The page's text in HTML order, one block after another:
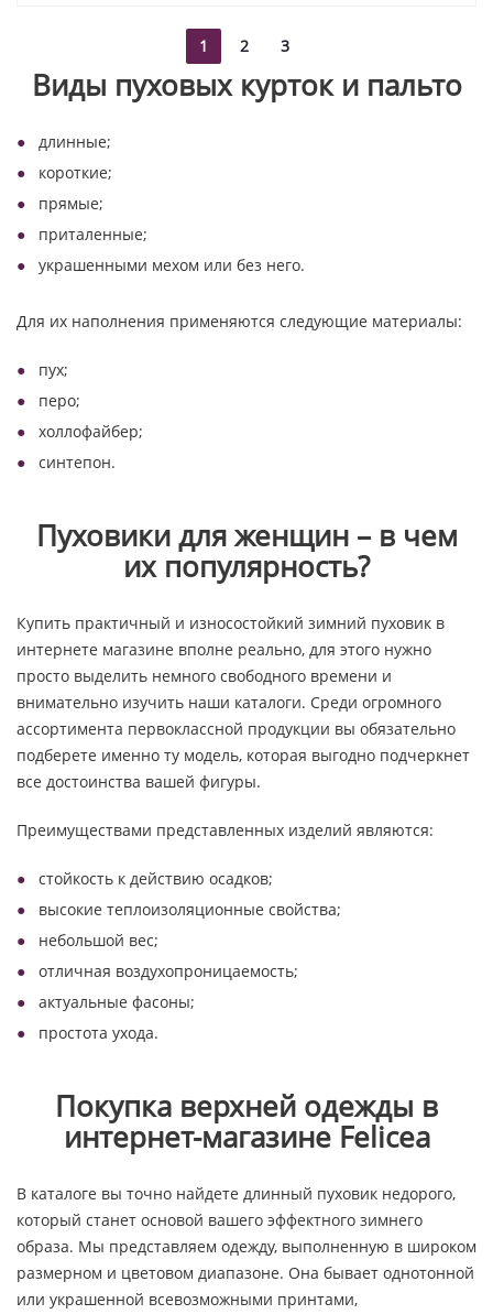
1 2 3
Виды пуховых курток и пальто
длинные;
короткие;
прямые;
приталенные;
украшенными мехом или без него.
Для их наполнения применяются следующие материалы:
пух;
перо;
холлофайбер;
синтепон.
Пуховики для женщин – в чем
их популярность?
Купить практичный и износостойкий зимний пуховик в
интернете магазине вполне реально, для этого нужно
просто выделить немного свободного времени и
внимательно изучить наши каталоги. Среди огромного
ассортимента первоклассной продукции вы обязательно
подберете именно ту модель, которая выгодно подчеркнет
все достоинства вашей фигуры.
Преимуществами представленных изделий являются:
стойкость к действию осадков;
высокие теплоизоляционные свойства;
небольшой вес;
отличная воздухопроницаемость;
актуальные фасоны;
простота ухода.
Покупка верхней одежды в
интернет-магазине Felicea
В каталоге вы точно найдете длинный пуховик недорого,
который станет основой вашего эффектного зимнего
образа. Мы представляем одежду, выполненную в широком
размерном и цветовом диапазоне. Она бывает однотонной
или украшенной всевозможными принтами,